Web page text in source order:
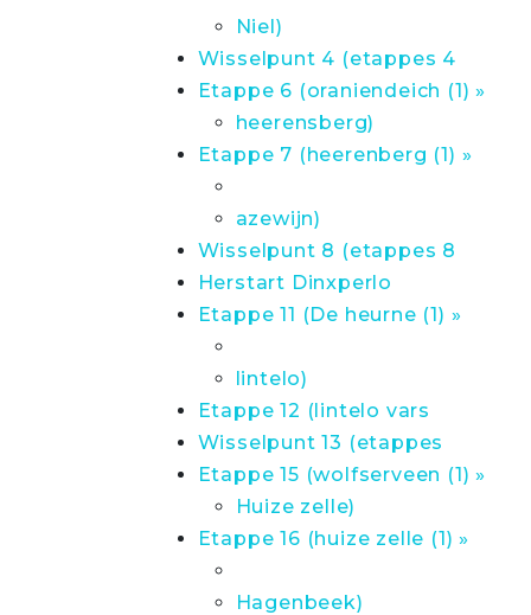
Niel)
Wisselpunt 4 (etappes 4
Etappe 6 (oraniendeich (1) »
heerensberg)
Etappe 7 (heerenberg (1) »
azewijn)
Wisselpunt 8 (etappes 8
Herstart Dinxperlo
Etappe 11 (De heurne (1) »
lintelo)
Etappe 12 (lintelo vars
Wisselpunt 13 (etappes
Etappe 15 (wolfserveen (1) »
Huize zelle)
Etappe 16 (huize zelle (1) »
Hagenbeek)